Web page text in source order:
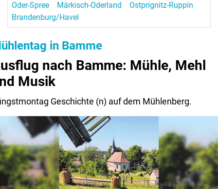
Oder-Spree
Märkisch-Oderland
Ostprignitz-Ruppin
Brandenburg/Havel
in Bamme
nach Bamme: Mühle, Mehl
Musik
Geschichte (n) auf dem Mühlenberg.